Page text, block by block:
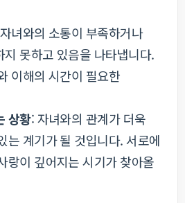
녀와의 소통이 부족하거나
지 못하고 있음을 나타냅니다.
이해의 시간이 필요한
상황: 자녀와의 관계가 더욱
는 계기가 될 것입니다. 서로에
랑이 깊어지는 시기가 찾아올